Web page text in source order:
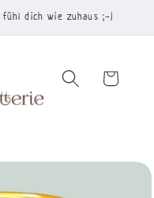
fühl dich wie zuhaus ;-)
Warenkorb